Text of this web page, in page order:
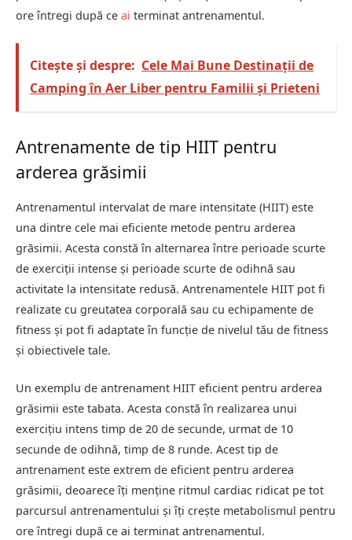
ore întregi după ce ai terminat antrenamentul.
Citește și despre: Cele Mai Bune Destinații de
Camping în Aer Liber pentru Familii și Prieteni
Antrenamente de tip HIIT pentru
arderea grăsimii
Antrenamentul intervalat de mare intensitate (HIIT) este
una dintre cele mai eficiente metode pentru arderea
grăsimii. Acesta constă în alternarea între perioade scurte
de exerciții intense și perioade scurte de odihnă sau
activitate la intensitate redusă. Antrenamentele HIIT pot fi
realizate cu greutatea corporală sau cu echipamente de
fitness și pot fi adaptate în funcție de nivelul tău de fitness
și obiectivele tale.
Un exemplu de antrenament HIIT eficient pentru arderea
grăsimii este tabata. Acesta constă în realizarea unui
exercițiu intens timp de 20 de secunde, urmat de 10
secunde de odihnă, timp de 8 runde. Acest tip de
antrenament este extrem de eficient pentru arderea
grăsimii, deoarece îți menține ritmul cardiac ridicat pe tot
parcursul antrenamentului și îți crește metabolismul pentru
ore întregi după ce ai terminat antrenamentul.